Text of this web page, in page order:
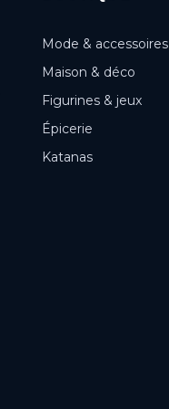
Mode & accessoires
Maison & déco
Figurines & jeux
Épicerie
Katanas